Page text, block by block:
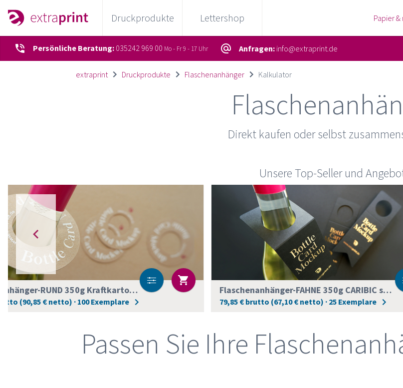
Druckprodukte Lettershop Papier
Persönliche Beratung: 035242 969 00 Mo - Fr 9 - 17 Uhr Anfragen: info@extraprint.de
extraprint Druckprodukte Flaschenanhänger Kalkulator
Direkt kaufen oder selbst
Unsere Top-Seller und
Flaschenanhänger-RUND 350g Kraftkarton Muskat braun Weißdruck
(90,85 € netto) · 100 Exemplare
Flaschenanhänger-FAHNE 350g CARIBIC schwarz Heißfolie GOLD
79,85 € brutto (67,10 € netto) · 25 Exemplare
Passen Sie Ihre